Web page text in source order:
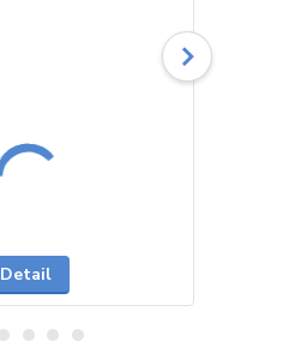
Detail